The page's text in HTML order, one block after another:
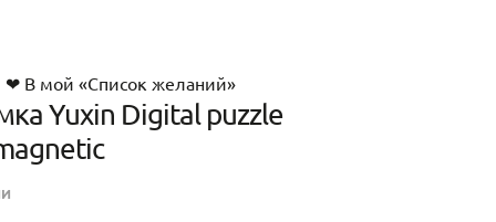
❤ В мой «Список желаний»
Yuxin Digital puzzle